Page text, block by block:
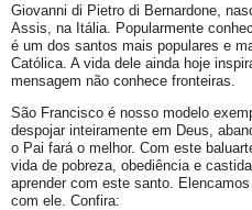
Giovanni di Pietro di Bernardone,
Assis, na Itália. Popularmente
é um dos santos mais populares e
Católica. A vida dele ainda hoje
mensagem não conhece fronteiras.
São Francisco é nosso modelo
despojar inteiramente em Deus,
o Pai fará o melhor. Com este
vida de pobreza, obediência e
aprender com este santo.
com ele. Confira: